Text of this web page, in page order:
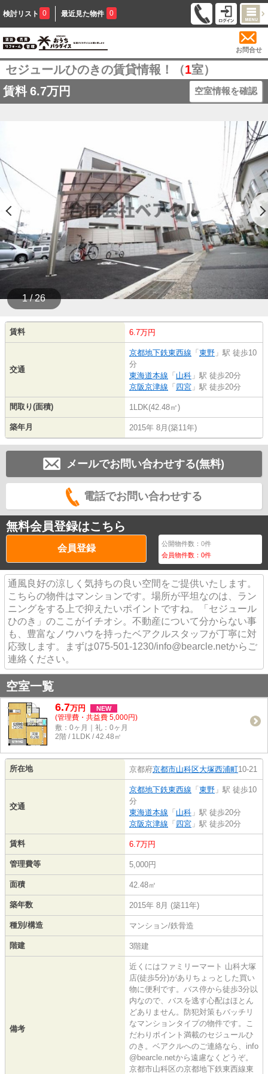
検討リスト 0 最近見た物件 0
お問合せ
セジュールひのきの賃貸情報！（1室）
賃料 6.7万円 空室情報を確認
1 / 26
賃料 6.7万円
交通
京都地下鉄東西線 「 東野 」駅 徒歩10
分
東海道本線 「 山科 」駅 徒歩20分
京阪京津線 「 四宮 」駅 徒歩20分
間取り(面積) 1LDK(42.48㎡)
築年月 2015年 8月(築11年)
メールでお問い合わせする(無料)
電話でお問い合わせする
無料会員登録はこちら
会員登録 公開物件数：0件
会員物件数：0件
通風良好の涼しく気持ちの良い空間をご提供いたします。
こちらの物件はマンションです。場所が平坦なのは、ラン
ニングをする上で抑えたいポイントですね。「セジュール
ひのき」のここがイチオシ。不動産について分からない事
も、豊富なノウハウを持ったベアクルスタッフが丁寧に対
応致します。まずは075-501-1230/info@bearcle.netからご
連絡ください。
空室一覧
6.7万円 NEW
(管理費・共益費 5,000円)
敷：0ヶ月｜礼：0ヶ月
2階 / 1LDK / 42.48㎡
所在地 京都府京都市山科区大塚西浦町10-21
交通
京都地下鉄東西線 「 東野 」駅 徒歩10
分
東海道本線 「 山科 」駅 徒歩20分
京阪京津線 「 四宮 」駅 徒歩20分
賃料 6.7万円
管理費等 5,000円
面積 42.48㎡
築年数 2015年 8月 (築11年)
種別/構造 マンション/鉄骨造
階建 3階建
備考
近くにはファミリーマート 山科大塚
店(徒歩5分)がありちょっとした買い
物に便利です。バス停から徒歩3分以
内なので、バスを逃す心配はほとん
どありません。防犯対策もバッチリ
なマンションタイプの物件です。こ
だわりポイント満載のセジュールひ
のき。ベアクルへのご連絡なら、info
@bearcle.netから遠慮なくどうぞ。
京都市山科区の京都地下鉄東西線東